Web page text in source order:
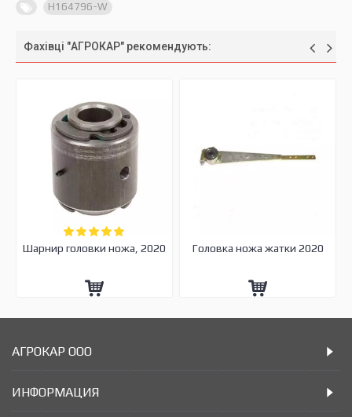
H164796-W
Фахівці "АГРОКАР" рекомендують:
Шарнир головки ножа, 2020 Головка ножа жатки 2020
АГРОКАР ООО
ИНФОРМАЦИЯ